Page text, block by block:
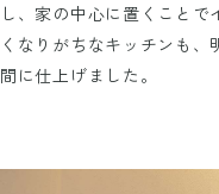
し、家の中心に置くこと
くなりがちなキッチンも
間に仕上げました。